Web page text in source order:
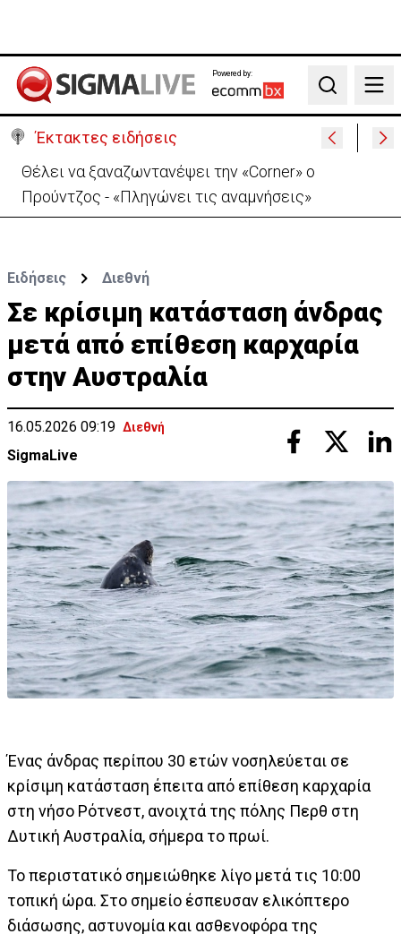
Powered by:
Search
Έκτακτες ειδήσεις
Ιράν: Απορρίπτει τη συμφωνία Σ. Αραβίας, Τουρκίας,
Πακιστάν-«Μόνο στα χαρτιά»
Ειδήσεις Διεθνή
Σε κρίσιμη κατάσταση άνδρας
μετά από επίθεση καρχαρία
στην Αυστραλία
16.05.2026 09:19 Διεθνή
SigmaLive
Ένας άνδρας περίπου 30 ετών νοσηλεύεται σε
κρίσιμη κατάσταση έπειτα από επίθεση καρχαρία
στη νήσο Ρότνεστ, ανοιχτά της πόλης Περθ στη
Δυτική Αυστραλία, σήμερα το πρωί.
Το περιστατικό σημειώθηκε λίγο μετά τις 10:00
τοπική ώρα. Στο σημείο έσπευσαν ελικόπτερο
διάσωσης, αστυνομία και ασθενοφόρα της